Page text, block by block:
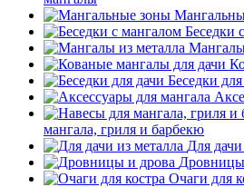
Беседки
Беседки
мангала, гриля и барбекю
Для
Очаги для